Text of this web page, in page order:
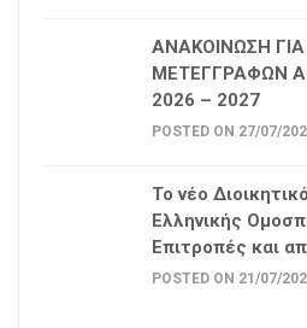
ΑΝΑΚΟΙΝΩΣΗ
ΜΕΤΕΓΓΡΑΦΩΝ
2026 – 2027
POSTED ON 27/07/
Το νέο
Ελληνικής
Επιτροπές και
POSTED ON 21/07/